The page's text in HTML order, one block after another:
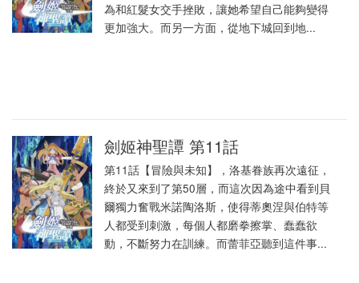
為和紅髮女交手挫敗，讓她希望自己能夠變得
更加強大。而另一方面，從地下城回到地...
劍姬神聖譚 第11話
第11話【冒險與未知】，洛基眷族再次遠征，
終於又來到了第50層，而這次因為途中看到貝
爾獨力奮戰米諾陶洛斯，使得蒂奧涅與伯特等
人都受到刺激，每個人都磨拳擦掌、蠢蠢欲
動，不斷努力在訓練。而蕾菲亞聽到這件事...